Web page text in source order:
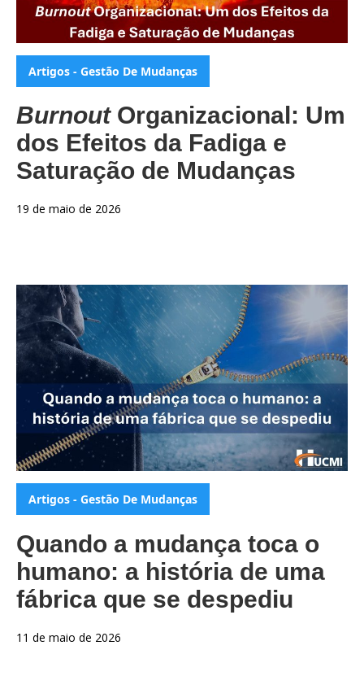
Categorias:
Artigos - Gestão De Mudanças
BurnoutOrganizacional: Um
dos Efeitos da Fadiga e
Saturação de Mudanças
19 de maio de 2026
Categorias:
Artigos - Gestão De Mudanças
Quando a mudança toca o
humano: a história de uma
fábrica que se despediu
11 de maio de 2026